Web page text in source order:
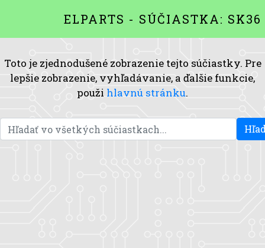
ELPARTS - SÚČIASTKA: SK36
Toto je zjednodušené zobrazenie tejto súčiastky. Pre
lepšie zobrazenie, vyhľadávanie, a ďalšie funkcie,
použi hlavnú stránku.